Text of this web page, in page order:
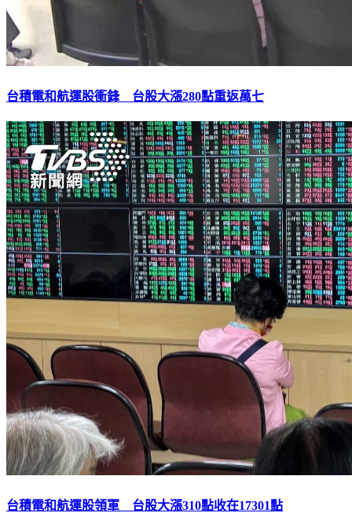
台積電和航運股衝鋒 台股大漲280點重返萬七
台積電和航運股領軍 台股大漲310點收在17301點